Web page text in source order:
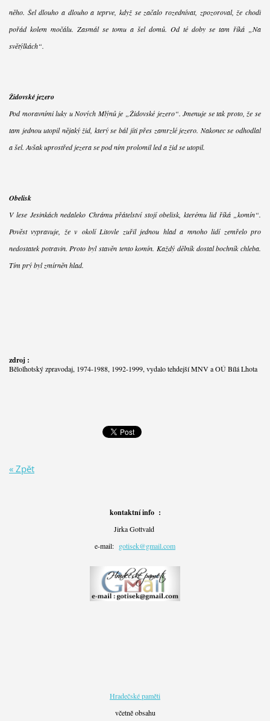
něho. Šel dlouho a dlouho a teprve, když se začalo rozednívat, zpozoroval, že chodí
pořád kolem močálu. Zasmál se tomu a šel domů. Od té doby se tam říká „Na
světýlkách“.
Židovské jezero
Pod moravními luky u Nových Mlýnů je „Židovské jezero“. Jmenuje se tak proto, že se
tam jednou utopil nějaký žid, který se bál jíti přes zamrzlé jezero. Nakonec se odhodlal
a šel. Avšak uprostřed jezera se pod ním prolomil led a žid se utopil.
Obelisk
V lese Jesinkách nedaleko Chrámu přátelství stojí obelisk, kterému lid říká „komín“.
Pověst vypravuje, že v okolí Litovle zuřil jednou hlad a mnoho lidí zemřelo pro
nedostatek potravin. Proto byl stavěn tento komín. Každý dělník dostal bochník chleba.
Tím prý byl zmírněn hlad.
zdroj :
Bělolhotský zpravodaj, 1974-1988, 1992-1999, vydalo tehdejší MNV a OÚ Bílá Lhota
« Zpět
kontaktní info :
Jirka Gottvald
e-mail: gotisek@gmail.com
Hradečské paměti
včetně obsahu